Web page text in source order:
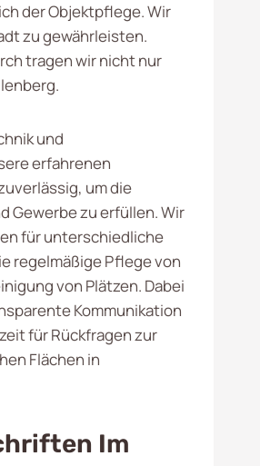
der Objektpflege. Wir
zu gewährleisten.
tragen wir nicht nur
und
erfahrenen
um die
Gewerbe zu erfüllen. Wir
für unterschiedliche
regelmäßige Pflege von
von Plätzen. Dabei
Kommunikation
für Rückfragen zur
Flächen in
Im